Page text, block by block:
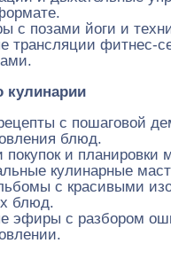
с позами йоги и
трансляции фитнес-
кулинарии
с пошаговой
блюд.
покупок и планировки
кулинарные
с красивыми
блюд.
эфиры с разбором